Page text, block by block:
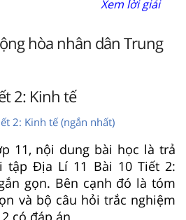
Xem lời giải
hòa nhân dân Trung
2: Kinh tế
2: Kinh tế (ngắn nhất)
11, nội dung bài học là trả
tập Địa Lí 11 Bài 10 Tiết 2:
gọn. Bên cạnh đó là tóm
và bộ câu hỏi trắc nghiệm
có đáp án.